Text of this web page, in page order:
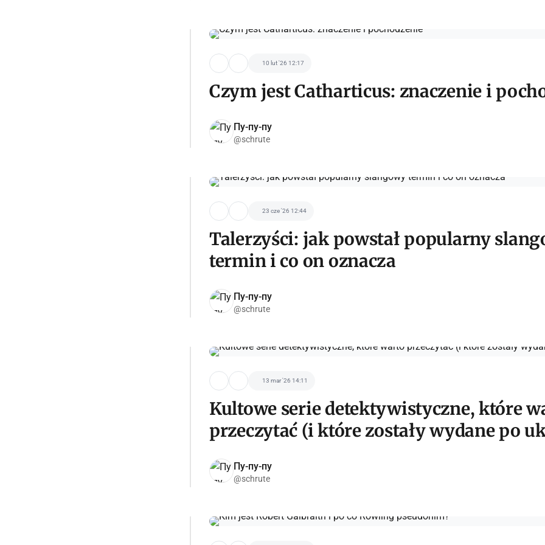
10 lut '26 12:17
Czym jest Catharticus: znaczenie i
Пу-пу-пу
@schrute
23 cze '26 12:44
Talerzyści: jak powstał popularny
termin i co on oznacza
Пу-пу-пу
@schrute
13 mar '26 14:11
Kultowe serie detektywistyczne, które
przeczytać (i które zostały wydane po
Пу-пу-пу
@schrute